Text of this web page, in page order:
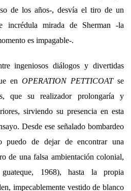
de los años-, desvía el tiro de un
incrédula mirada de Sherman -la
es impagable-.
ingeniosos diálogos y divertidas
en OPERATION PETTICOATse
que su realizador prolongaría y
sirviendo su presencia en esta
Desde ese señalado bombardeo
de dejar de encontrar una
de una falsa ambientación colonial,
1968), hasta la propia
impecablemente vestido de blanco